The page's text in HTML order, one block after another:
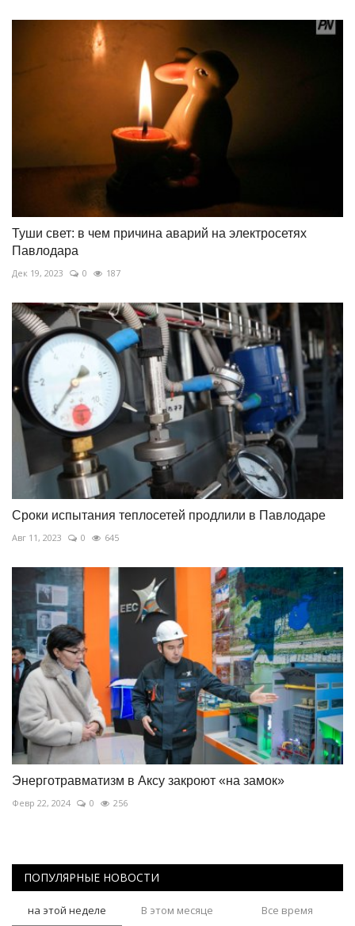
Туши свет: в чем причина аварий на электросетях
Павлодара
Дек 19, 2023 0 187
Сроки испытания теплосетей продлили в Павлодаре
Авг 11, 2023 0 645
Энерготравматизм в Аксу закроют «на замок»
Февр 22, 2024 0 256
ПОПУЛЯРНЫЕ НОВОСТИ
на этой неделе В этом месяце Все время